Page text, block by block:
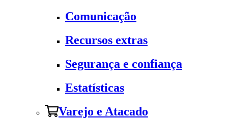
Comunicação
Recursos extras
Segurança e confiança
Estatísticas
Varejo e Atacado